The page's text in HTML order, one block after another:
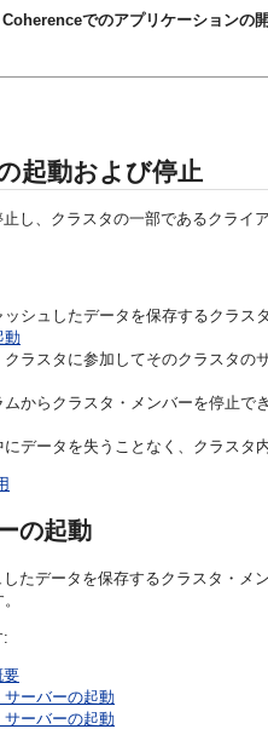
でのアプリケーションの
起動および停止
し、クラスタの一部であるクライ
シュしたデータを保存するクラス
動
ラスタに参加してそのクラスタの
からクラスタ・メンバーを停止で
データを失うことなく、クラス
の起動
たデータを保存するクラスタ・メ
:
要
サーバーの起動
サーバーの起動